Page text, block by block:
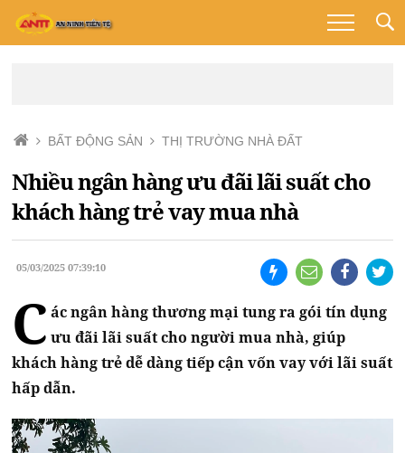
BẤT ĐỘNG SẢN THỊ TRƯỜNG NHÀ ĐẤT
Nhiều ngân hàng ưu đãi lãi suất cho
khách hàng trẻ vay mua nhà
05/03/2025 07:39:10
C ác ngân hàng thương mại tung ra gói tín dụng
ưu đãi lãi suất cho người mua nhà, giúp
khách hàng trẻ dễ dàng tiếp cận vốn vay với lãi suất
hấp dẫn.